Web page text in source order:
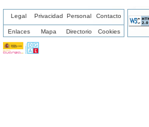
Legal Privacidad Personal Contacto
Enlaces Mapa Directorio Cookies